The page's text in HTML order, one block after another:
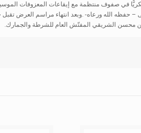
صفوف منتظمة مع إيقاعات المعزوفات
– حفظه الله ورعاه- .وبعد انتهاء مراسم العرض
محسن الشريقي المفتّش العام للشرطة والجمارك.